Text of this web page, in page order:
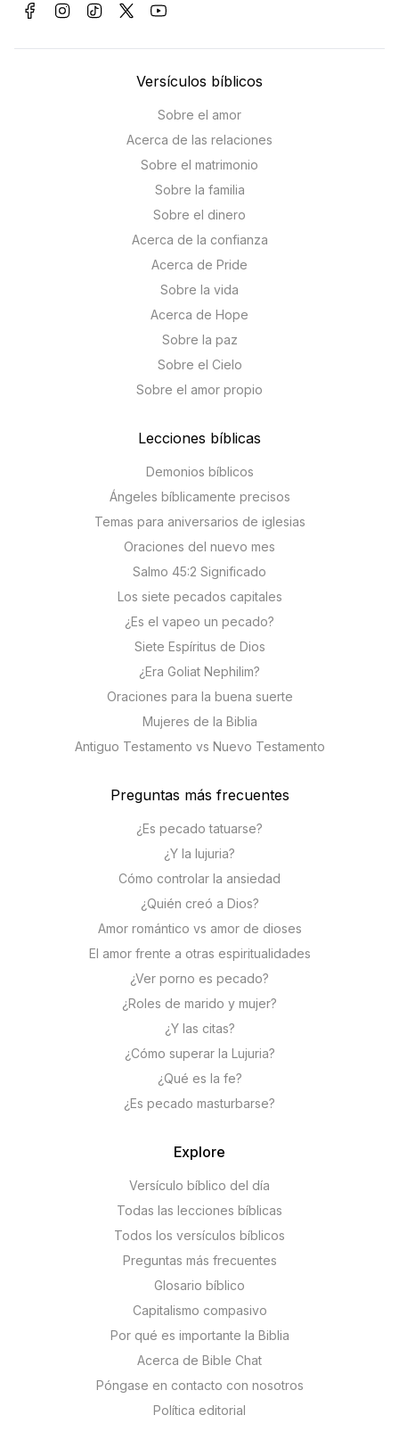
Versículos bíblicos
Sobre el amor
Acerca de las relaciones
Sobre el matrimonio
Sobre la familia
Sobre el dinero
Acerca de la confianza
Acerca de Pride
Sobre la vida
Acerca de Hope
Sobre la paz
Sobre el Cielo
Sobre el amor propio
Lecciones bíblicas
Demonios bíblicos
Ángeles bíblicamente precisos
Temas para aniversarios de iglesias
Oraciones del nuevo mes
Salmo 45:2 Significado
Los siete pecados capitales
¿Es el vapeo un pecado?
Siete Espíritus de Dios
¿Era Goliat Nephilim?
Oraciones para la buena suerte
Mujeres de la Biblia
Antiguo Testamento vs Nuevo Testamento
Preguntas más frecuentes
¿Es pecado tatuarse?
¿Y la lujuria?
Cómo controlar la ansiedad
¿Quién creó a Dios?
Amor romántico vs amor de dioses
El amor frente a otras espiritualidades
¿Ver porno es pecado?
¿Roles de marido y mujer?
¿Y las citas?
¿Cómo superar la Lujuria?
¿Qué es la fe?
¿Es pecado masturbarse?
Explore
Versículo bíblico del día
Todas las lecciones bíblicas
Todos los versículos bíblicos
Preguntas más frecuentes
Glosario bíblico
Capitalismo compasivo
Por qué es importante la Biblia
Acerca de Bible Chat
Póngase en contacto con nosotros
Política editorial